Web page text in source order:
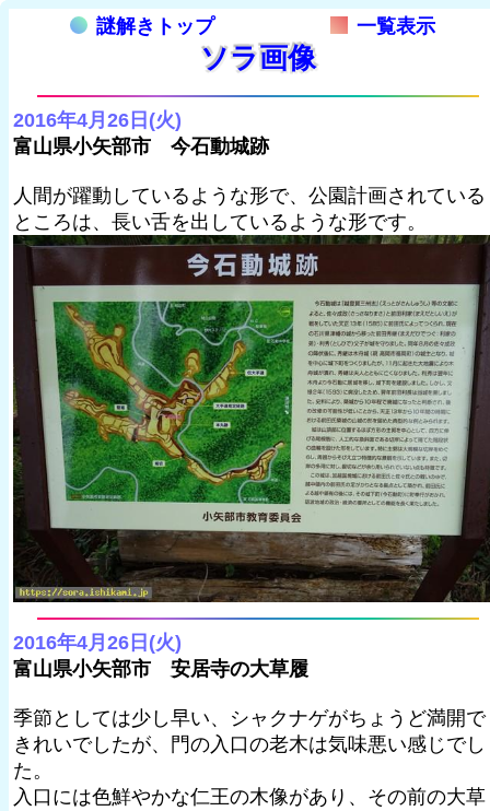
謎解きトップ 一覧表示
ソラ画像
2016年4月26日(火)
富山県小矢部市 今石動城跡
人間が躍動しているような形で、公園計画されている
ところは、長い舌を出しているような形です。
2016年4月26日(火)
富山県小矢部市 安居寺の大草履
季節としては少し早い、シャクナゲがちょうど満開で
きれいでしたが、門の入口の老木は気味悪い感じでし
た。
入口には色鮮やかな仁王の木像があり、その前の大草